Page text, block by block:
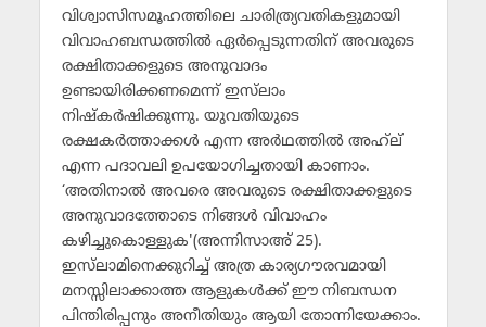
വിശ്വാസിസമൂഹത്തിലെ ചാരിത്ര്യവതികളുമായി
വിവാഹബന്ധത്തില്‍ ഏര്‍പ്പെടുന്നതിന് അവരുടെ
രക്ഷിതാക്കളുടെ അനുവാദം
ഉണ്ടായിരിക്കണമെന്ന് ഇസ്‌ലാം
നിഷ്‌കര്‍ഷിക്കുന്നു. യുവതിയുടെ
രക്ഷകര്‍ത്താക്കള്‍ എന്ന അര്‍ഥത്തില്‍ അഹ്‌ല്
എന്ന പദാവലി ഉപയോഗിച്ചതായി കാണാം.
‘അതിനാല്‍ അവരെ അവരുടെ രക്ഷിതാക്കളുടെ
അനുവാദത്തോടെ നിങ്ങള്‍ വിവാഹം
കഴിച്ചുകൊള്ളുക'(അന്നിസാഅ് 25).
ഇസ്‌ലാമിനെക്കുറിച്ച് അത്ര കാര്യഗൗരവമായി
മനസ്സിലാക്കാത്ത ആളുകള്‍ക്ക് ഈ നിബന്ധന
പിന്തിരിപ്പനും അനീതിയും ആയി തോന്നിയേക്കാം.